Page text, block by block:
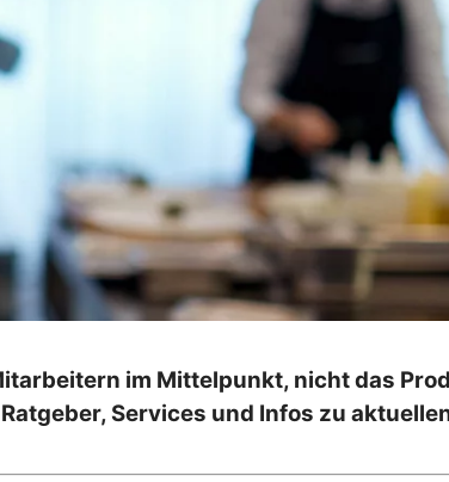
im Mittelpunkt, nicht das
Services und Infos zu